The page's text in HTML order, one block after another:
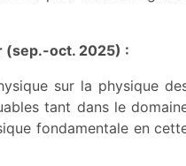
(sep.-oct. 2025) :
sur la physique
tant dans le
fondamentale en